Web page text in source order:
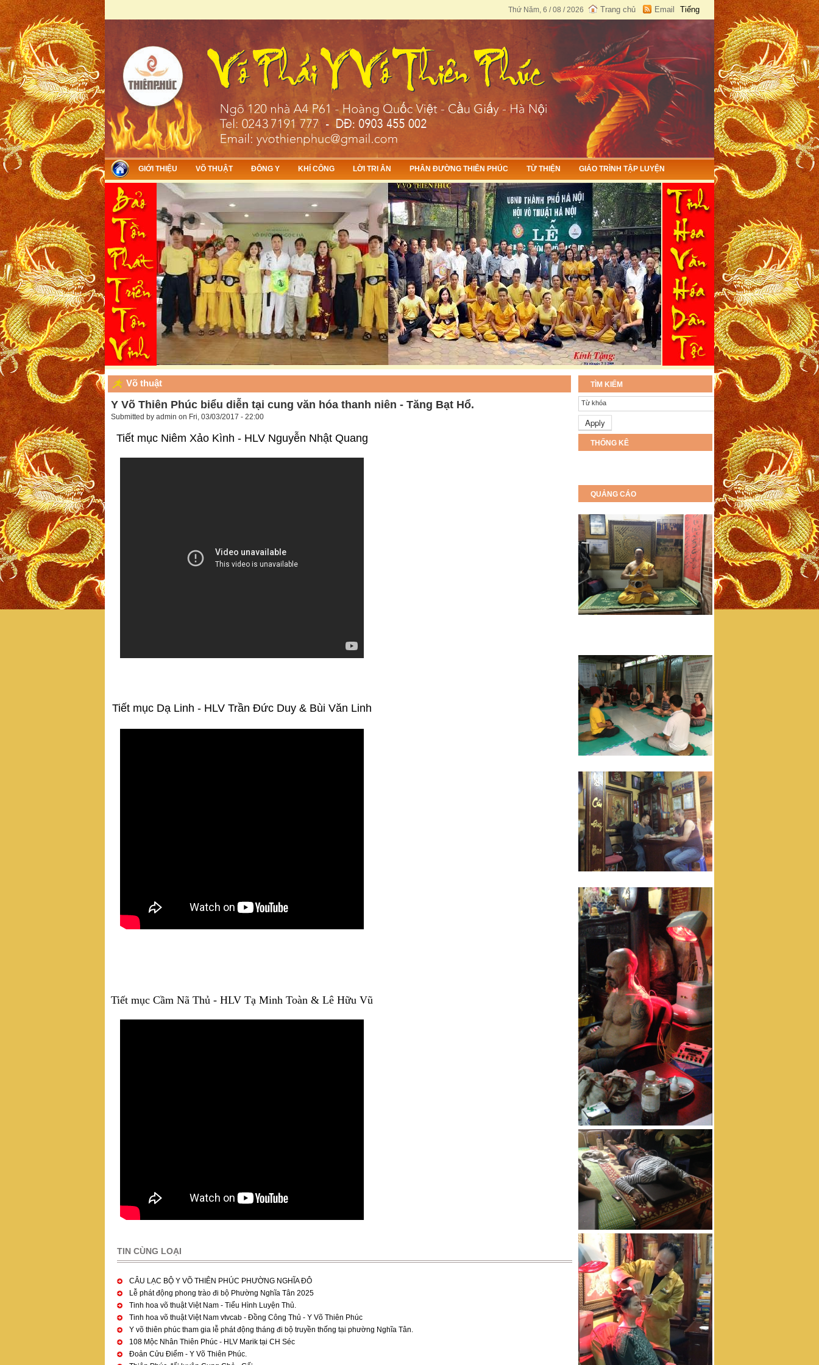
Skip to main content Tiếng
Việt
English
Trang chủ Email
Thứ Năm, 6 / 08 / 2026
GIỚI THIỆU VÕ THUẬT ĐÔNG Y KHÍ CÔNG LỜI TRI ÂN PHÂN ĐƯỜNG THIÊN PHÚC TỪ THIỆN GIÁO TRÌNH TẬP LUYỆN
Võ thuật
Y Võ Thiên Phúc biểu diễn tại cung văn hóa thanh niên - Tăng Bạt Hổ.
Submitted by admin on Fri, 03/03/2017 - 22:00
Tiết mục Niêm Xảo Kình - HLV Nguyễn Nhật Quang
Tiết mục Dạ Linh - HLV Trần Đức Duy & Bùi Văn Linh
Tiết mục Cầm Nã Thủ - HLV Tạ Minh Toàn & Lê Hữu Vũ
TIN CÙNG LOẠI
CÂU LẠC BỘ Y VÕ THIÊN PHÚC PHƯỜNG NGHĨA ĐÔ
Lễ phát động phong trào đi bộ Phường Nghĩa Tân 2025
Tinh hoa võ thuật Việt Nam - Tiểu Hình Luyện Thủ.
Tinh hoa võ thuật Việt Nam vtvcab - Đồng Công Thủ - Y Võ Thiên Phúc
Y võ thiên phúc tham gia lễ phát động tháng đi bộ truyền thống tại phường Nghĩa Tân.
108 Mộc Nhân Thiên Phúc - HLV Marik tại CH Séc
Đoản Cửu Điểm - Y Võ Thiên Phúc.
Pages
TÌM KIẾM
Từ khóa
THỐNG KÊ
QUẢNG CÁO